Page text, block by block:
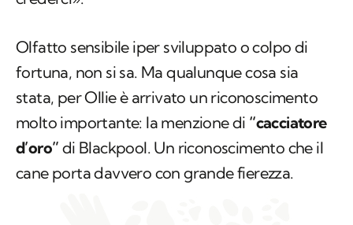
Olfatto sensibile iper sviluppato o colpo di
fortuna, non si sa. Ma qualunque cosa sia
stata, per Ollie è arrivato un riconoscimento
molto importante: la menzione di “cacciatore
d’oro” di Blackpool. Un riconoscimento che il
cane porta davvero con grande fierezza.